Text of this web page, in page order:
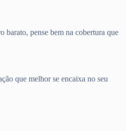
barato, pense bem na cobertura que
que melhor se encaixa no seu